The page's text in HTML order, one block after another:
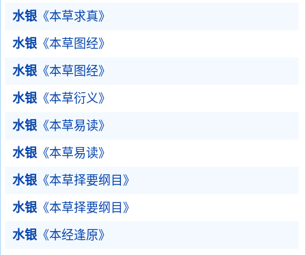
水银《本草求真》
水银《本草图经》
水银《本草图经》
水银《本草衍义》
水银《本草易读》
水银《本草易读》
水银《本草择要纲目》
水银《本草择要纲目》
水银《本经逢原》